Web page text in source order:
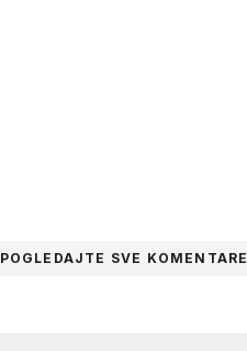
POGLEDAJTE SVE KOMENTARE